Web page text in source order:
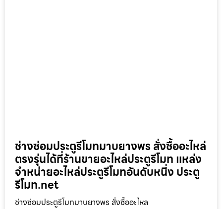
ช่างซ่อมประตูรีโมทมาบยางพร สั่งซื้ออะไหล่
ตรงรุ่นได้ที่ร้านขายอะไหล่ประตูรีโมท แหล่ง
จำหน่ายอะไหล่ประตูรีโมทอันดับหนึ่ง ประตู
รีโมท.net
ช่างซ่อมประตูรีโมทมาบยางพร สั่งซื้ออะไหล